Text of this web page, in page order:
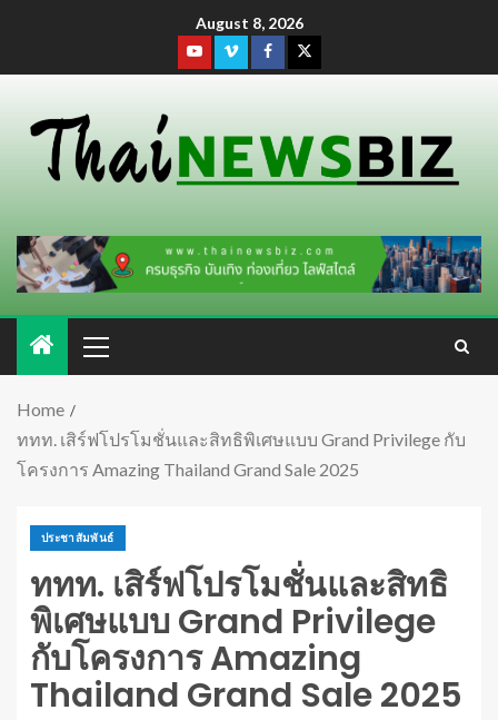
August 8, 2026
Home
ททท. เสิร์ฟโปรโมชั่นและสิทธิพิเศษแบบ Grand Privilege กับ
โครงการ Amazing Thailand Grand Sale 2025
ประชาสัมพันธ์
ททท. เสิร์ฟโปรโมชั่นและสิทธิ
พิเศษแบบ Grand Privilege
กับโครงการ Amazing
Thailand Grand Sale 2025